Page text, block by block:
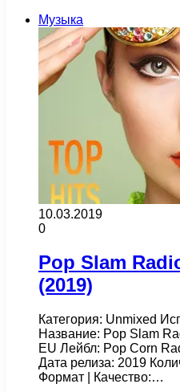
Музыка
10.03.2019
0
Pop Slam
(2019)
Категория: Unmixed
Название: Pop Slam
EU Лейбл: Pop Corn
Дата релиза: 2019
Формат | Качество:…